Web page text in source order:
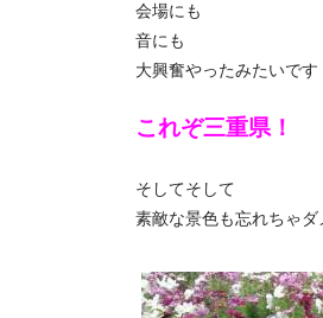
会場にも
音にも
大興奮やったみたいで
これぞ三重県！
そしてそして
素敵な景色も忘れちゃダ